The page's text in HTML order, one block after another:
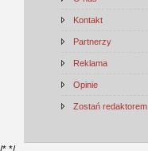
Kontakt
Partnerzy
Reklama
Opinie
Zostań redaktorem